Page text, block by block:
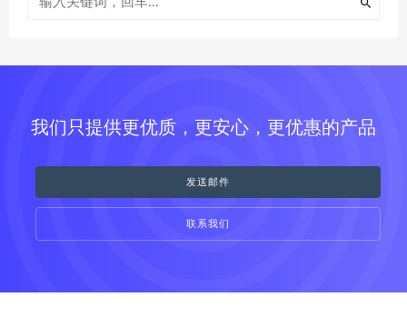
我们只提供更优质，更安心，更优惠的产品
发送邮件
联系我们